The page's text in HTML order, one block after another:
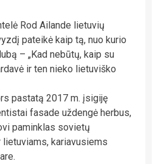
Rod Ailande lietuvių
pateikė kaip tą, nuo kurio
– „Kad nebūtų, kaip su
ir ten nieko lietuviško
pastatą 2017 m. įsigiję
fasade uždengė herbus,
paminklas sovietų
kariavusiems